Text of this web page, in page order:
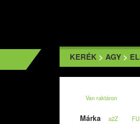
KERÉK > AGY >
Van raktáron
Márka a2Z